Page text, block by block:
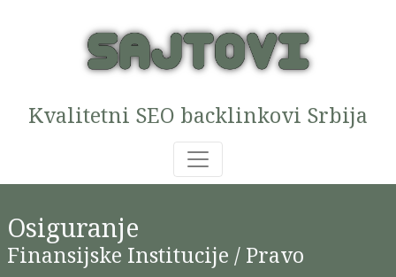
Kvalitetni SEO backlinkovi Srbija
Osiguranje
Finansijske Institucije / Pravo